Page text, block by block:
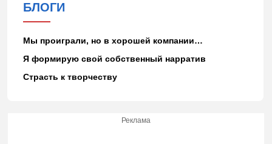
БЛОГИ
Мы проиграли, но в хорошей компании…
Я формирую свой собственный нарратив
Страсть к творчеству
Реклама